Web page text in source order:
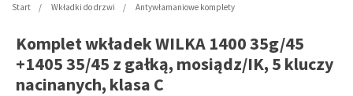
Start Wkładki do drzwi Antywłamaniowe komplety
Komplet wkładek WILKA 1400 35g/45
+1405 35/45 z gałką, mosiądz/IK, 5 kluczy
nacinanych, klasa C